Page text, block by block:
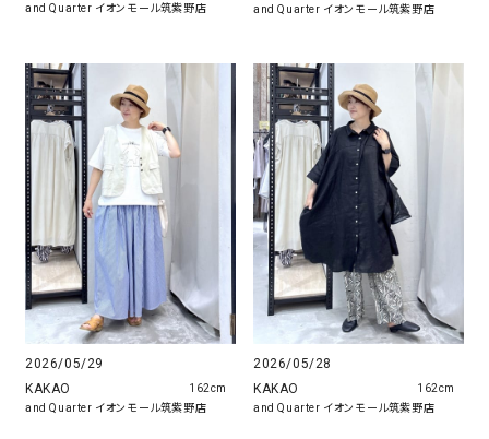
and Quarter イオンモール筑紫野店 and Quarter イオンモール筑紫野店
2026/05/29
KAKAO
and Quarter イオンモール筑紫野店
162cm
2026/05/28
KAKAO
and Quarter イオンモール筑紫野店
162cm